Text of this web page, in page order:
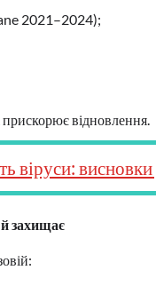
2021–2024);
відновлення.
віруси:
захищає